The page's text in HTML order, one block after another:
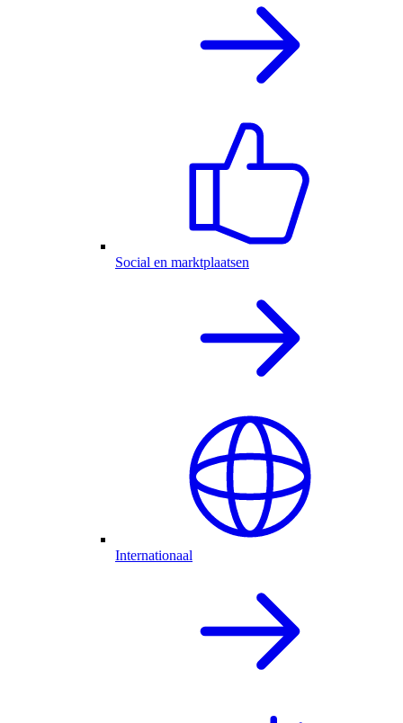
Social en marktplaatsen
Internationaal